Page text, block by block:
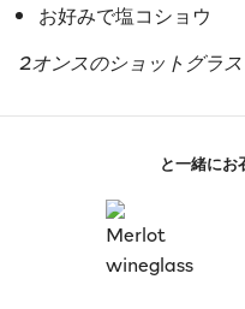
お好みで塩コショウ
2オンスのショットグラ
と一緒にお